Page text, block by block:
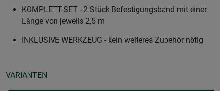
KOMPLETT-SET - 2 Stück Befestigungsband mit einer
Länge von jeweils 2,5 m
INKLUSIVE WERKZEUG - kein weiteres Zubehör nötig
VARIANTEN